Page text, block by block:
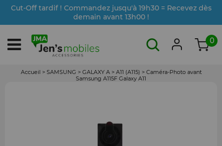
Cut-Off tardif ! Commandez jusqu'à 19h30 = Recevez dès
demain avant 13h00 !
0
Accueil > SAMSUNG > GALAXY A > A11 (A115) > Caméra-Photo avant
Samsung A115F Galaxy A11